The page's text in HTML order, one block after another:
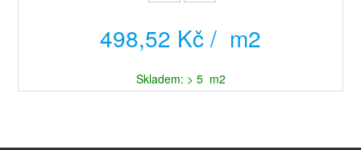
498,52 Kč / m2
Skladem: > 5 m2